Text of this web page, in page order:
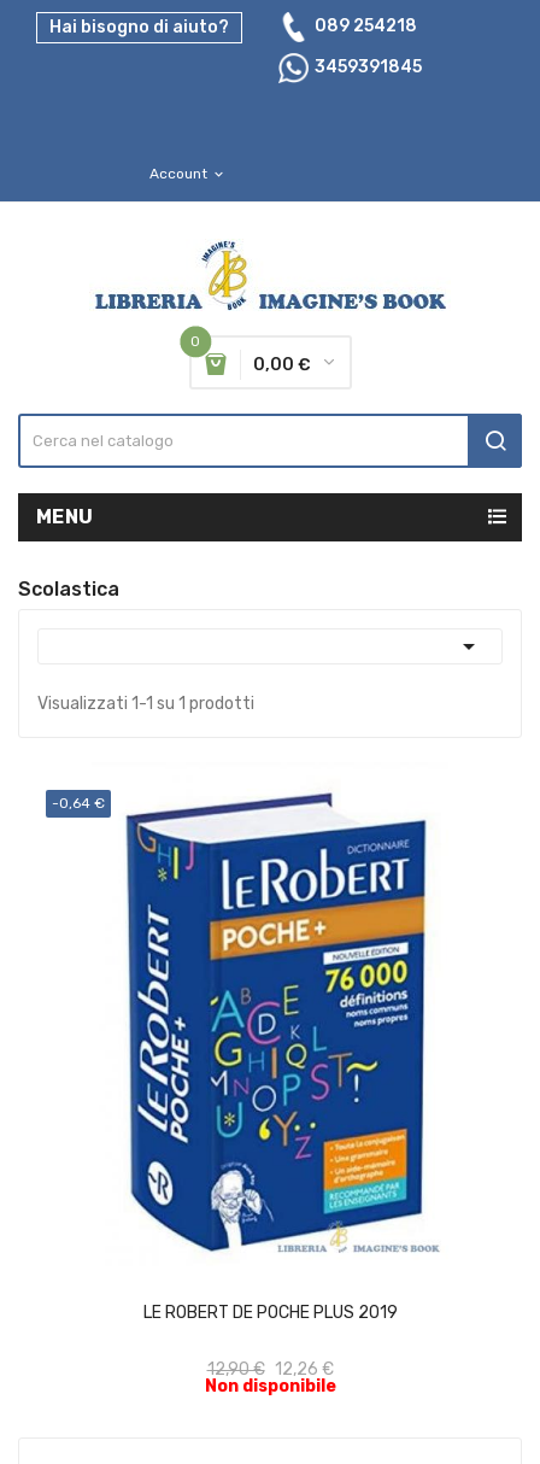
Hai bisogno di aiuto?
089 254218
3459391845
Account expand_more
0
0,00 €
MENU
Scolastica

Visualizzati 1-1 su 1 prodotti
-0,64 €
LE ROBERT DE POCHE PLUS 2019
12,90 € 12,26 €
Non disponibile